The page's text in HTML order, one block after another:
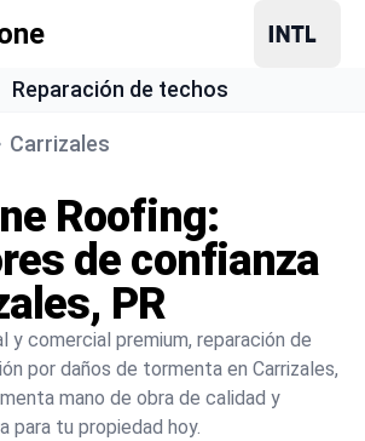
Reparación de techos
Carrizales
Roofing:
de confianza
PR
y comercial premium, reparación de
por daños de tormenta en Carrizales,
mano de obra de calidad y
para tu propiedad hoy.